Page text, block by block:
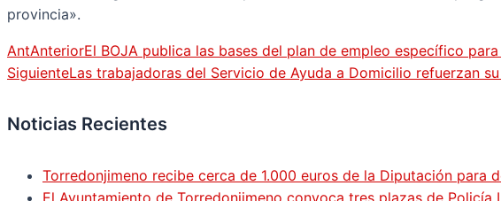
provincia».
AntAnteriorEl BOJA publica las bases del plan de empleo específico
SiguienteLas trabajadoras del Servicio de Ayuda a Domicilio refuerzan
Noticias Recientes
Torredonjimeno recibe cerca de 1.000 euros de la Diputación para
El Ayuntamiento de Torredonjimeno convoca tres plazas de Policía